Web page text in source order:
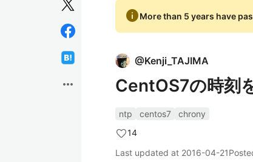
more_horiz
infoMore than 5 years have
@Kenji_TAJIMA
CentOS7の時刻
ntp centos7
chrony
14
Last updated at 2016-04-21